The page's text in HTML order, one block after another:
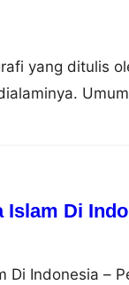
yang ditulis
Islam Di
Di Indonesia –